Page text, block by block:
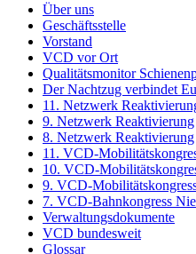
Über uns
Geschäftsstelle
Vorstand
VCD vor Ort
Qualitätsmonitor
Der Nachtzug verbindet
11. Netzwerk
9. Netzwerk Reaktivierung
8. Netzwerk Reaktivierung
11. VCD-
10. VCD-
9. VCD-
7. VCD-Bahnkongress
Verwaltungsdokumente
VCD bundesweit
Glossar